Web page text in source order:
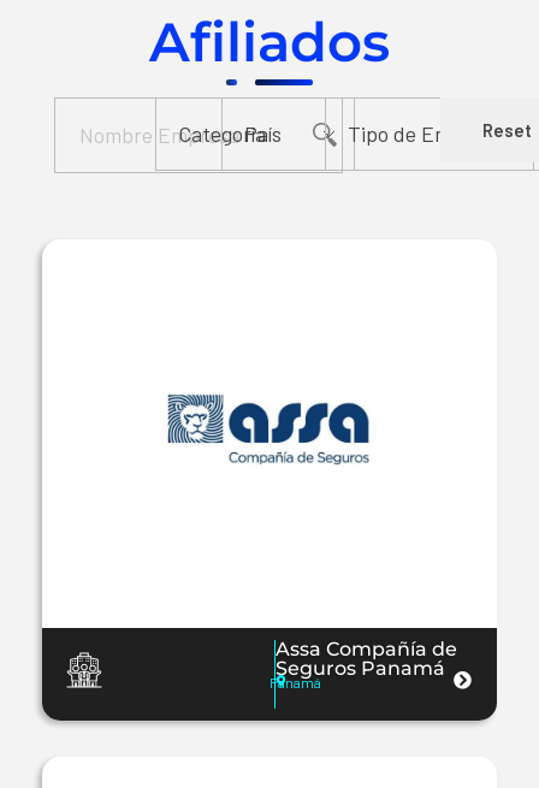
Afiliados
Reset
Assa Compañía de
Seguros Panamá
Panamá